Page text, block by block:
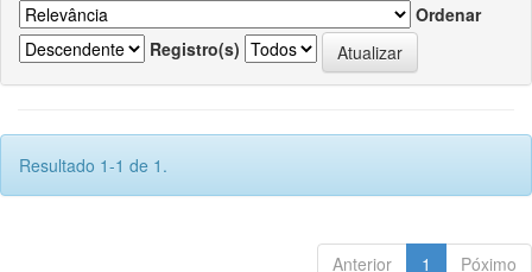
Ordenar
Registro(s)
Resultado 1-1 de 1.
Anterior 1 Póximo